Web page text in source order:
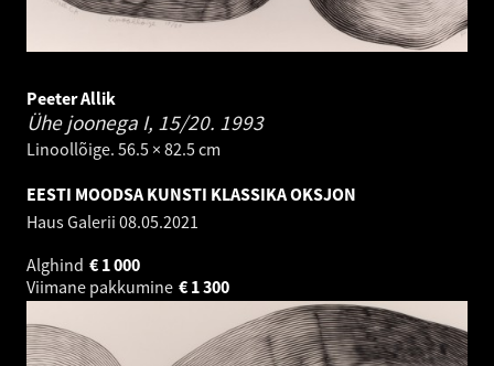
Peeter Allik
Ühe joonega I, 15/20. 1993
Linoollõige. 56.5 × 82.5 cm
EESTI MOODSA KUNSTI KLASSIKA OKSJON
Haus Galerii 08.05.2021
Alghind
1 000
€
Viimane pakkumine
1 300
€